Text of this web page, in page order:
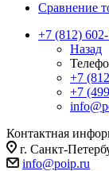
Сравнение
+7 (812)
Назад
+7
+7
Контактная
г. Санкт-
info@poip.ru